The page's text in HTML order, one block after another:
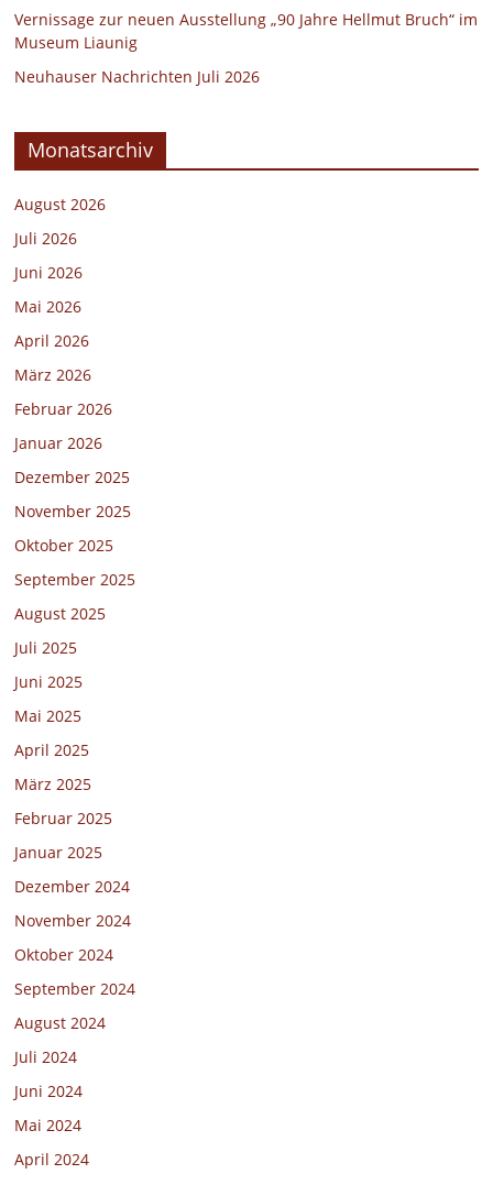
Vernissage zur neuen Ausstellung „90 Jahre Hellmut Bruch“ im
Museum Liaunig
Neuhauser Nachrichten Juli 2026
Monatsarchiv
August 2026
Juli 2026
Juni 2026
Mai 2026
April 2026
März 2026
Februar 2026
Januar 2026
Dezember 2025
November 2025
Oktober 2025
September 2025
August 2025
Juli 2025
Juni 2025
Mai 2025
April 2025
März 2025
Februar 2025
Januar 2025
Dezember 2024
November 2024
Oktober 2024
September 2024
August 2024
Juli 2024
Juni 2024
Mai 2024
April 2024